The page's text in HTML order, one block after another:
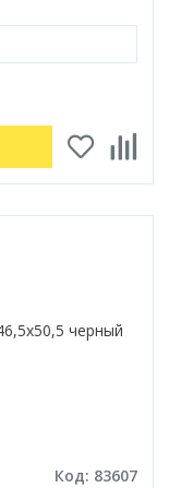
Код: 83607